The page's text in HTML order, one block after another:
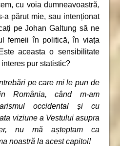
dumneavoastră,
a părut mie, sau intenționat
pe Johan Galtung să ne
femeii în politică, în viața
aceasta o sensibilitate
pur statistic?
pe care mi le pun de
România, când m-am
occidental și cu
viziune a Vestului asupra
nu mă așteptam ca
noastră la acest capitol!